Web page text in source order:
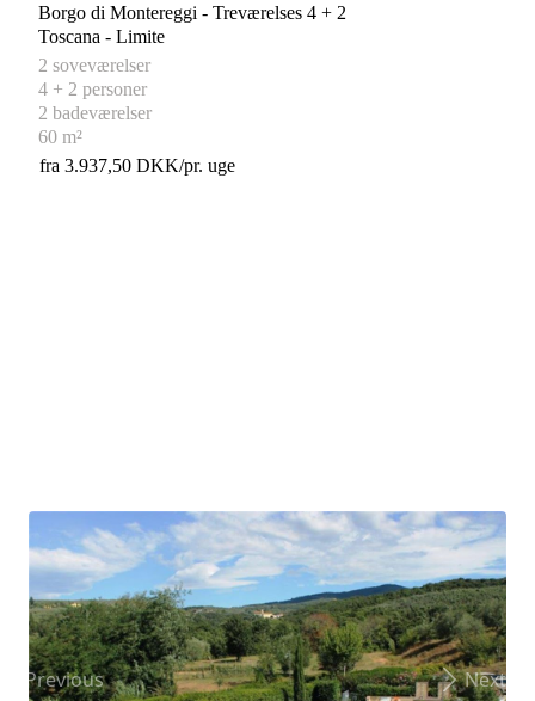
Borgo di Montereggi - Treværelses 4 + 2
Toscana - Limite
2 soveværelser
4 + 2 personer
2 badeværelser
60 m²
fra 3.937,50 DKK/pr. uge
Previous Next